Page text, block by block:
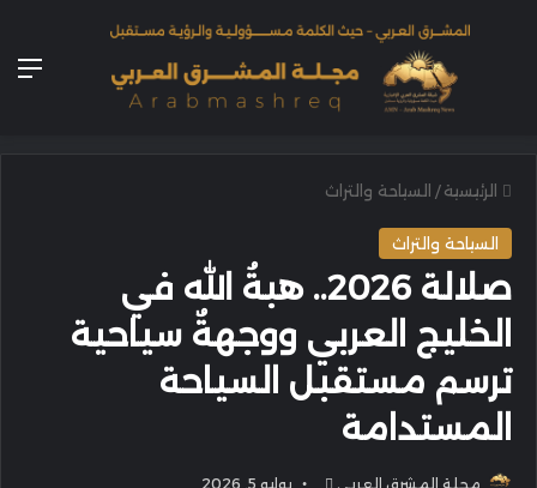
الرئيسية / السياحة والتراث
السياحة والتراث
صلالة 2026.. هبةُ الله في
الخليج العربي ووجهةٌ سياحية
ترسم مستقبل السياحة
المستدامة
مجلة المشرق العربي
أرسل يوليو 5, 2026